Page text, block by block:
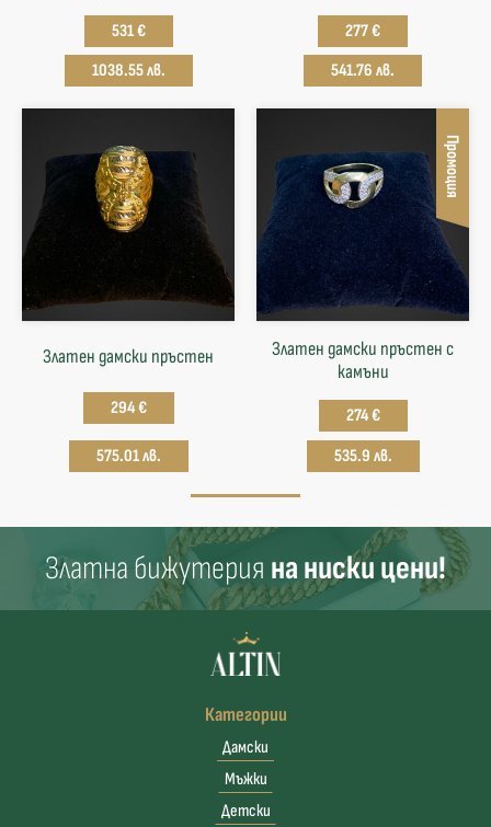
531 €
1038.55 лв.
277 €
541.76 лв.
Златен дамски пръстен
294 €
575.01 лв.
Промоция
Златен дамски пръстен с
камъни
274 €
535.9 лв.
Златна бижутерия на ниски цени!
Категории
Дамски
Мъжки
Детски